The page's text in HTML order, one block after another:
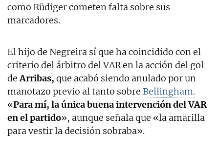
como Rüdiger cometen falta sobre sus
marcadores.
El hijo de Negreira sí que ha coincidido con el
criterio del árbitro del VAR en la acción del gol
deArribas, que acabó siendo anulado por un
manotazo previo al tanto sobre Bellingham.
«Para mí, la única buena intervención del VAR
en el partido», aunque señala que «la amarilla
para vestir la decisión sobraba».